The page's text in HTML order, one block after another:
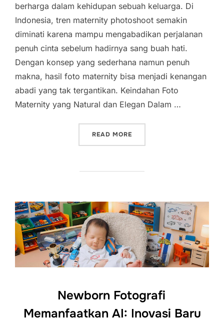
berharga dalam kehidupan sebuah keluarga. Di
Indonesia, tren maternity photoshoot semakin
diminati karena mampu mengabadikan perjalanan
penuh cinta sebelum hadirnya sang buah hati.
Dengan konsep yang sederhana namun penuh
makna, hasil foto maternity bisa menjadi kenangan
abadi yang tak tergantikan. Keindahan Foto
Maternity yang Natural dan Elegan Dalam …
READ MORE
Newborn Fotografi
Memanfaatkan AI: Inovasi Baru